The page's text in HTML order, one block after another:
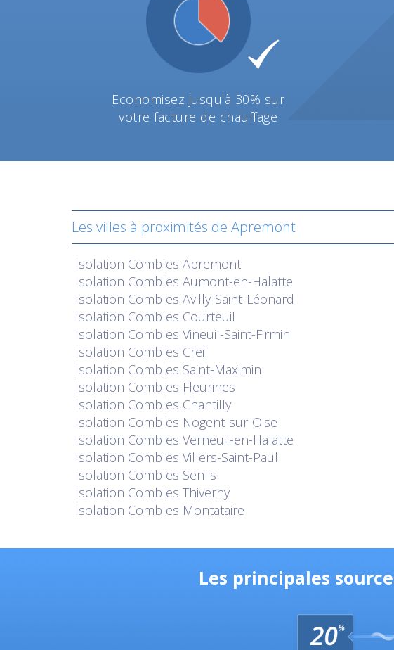
Economisez jusqu'à 30% sur
votre facture de chauffage
Les villes à proximités de Apremont
Isolation Combles Apremont
Isolation Combles Aumont-en-Halatte
Isolation Combles Avilly-Saint-Léonard
Isolation Combles Courteuil
Isolation Combles Vineuil-Saint-Firmin
Isolation Combles Creil
Isolation Combles Saint-Maximin
Isolation Combles Fleurines
Isolation Combles Chantilly
Isolation Combles Nogent-sur-Oise
Isolation Combles Verneuil-en-Halatte
Isolation Combles Villers-Saint-Paul
Isolation Combles Senlis
Isolation Combles Thiverny
Isolation Combles Montataire
Les principales